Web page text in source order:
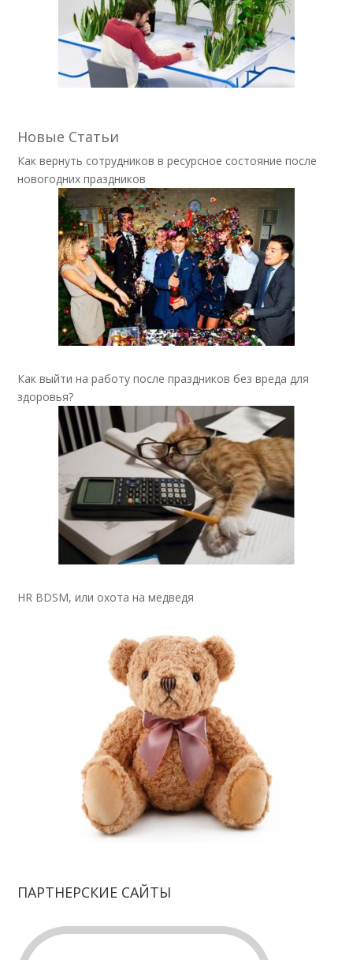
Новые Статьи
Как вернуть сотрудников в ресурсное состояние после
новогодних праздников
Как выйти на работу после праздников без вреда для
здоровья?
HR BDSM, или охота на медведя
ПАРТНЕРСКИЕ САЙТЫ